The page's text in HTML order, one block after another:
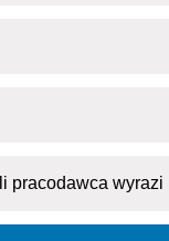
pracodawca wyrazi